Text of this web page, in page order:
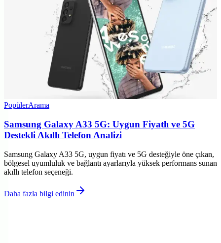
PopülerArama
Samsung Galaxy A33 5G: Uygun Fiyatlı ve 5G
Destekli Akıllı Telefon Analizi
Samsung Galaxy A33 5G, uygun fiyatı ve 5G desteğiyle öne çıkan,
bölgesel uyumluluk ve bağlantı ayarlarıyla yüksek performans sunan
akıllı telefon seçeneği.
Daha fazla bilgi edinin